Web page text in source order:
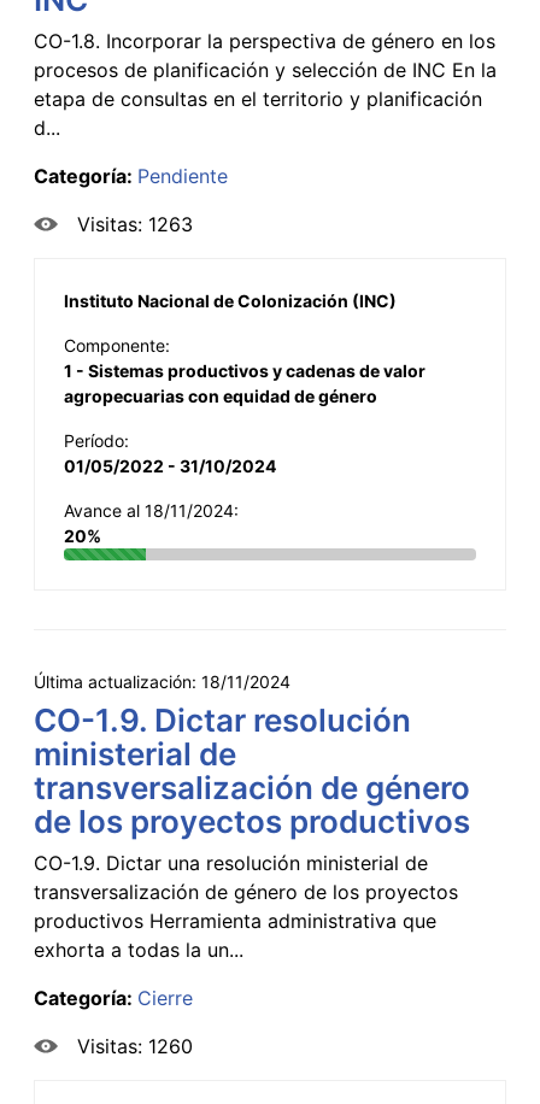
CO-1.8. Incorporar la perspectiva de género en los
procesos de planificación y selección de INC En la
etapa de consultas en el territorio y planificación
d...
Categoría: Pendiente
Visitas: 1263
Instituto Nacional de Colonización (INC)
Componente:
1 - Sistemas productivos y cadenas de valor
agropecuarias con equidad de género
Período:
01/05/2022 - 31/10/2024
Avance al 18/11/2024:
20%
Última actualización: 18/11/2024
CO-1.9. Dictar resolución
ministerial de
transversalización de género
de los proyectos productivos
CO-1.9. Dictar una resolución ministerial de
transversalización de género de los proyectos
productivos Herramienta administrativa que
exhorta a todas la un...
Categoría: Cierre
Visitas: 1260